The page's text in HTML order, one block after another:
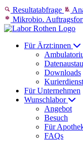
Skip to content
Resultatabfrage
Mikrobio.
Für Ärzt:innen
Downloads
Kurierdienst
Für Unternehmen
Wunschlabor
Angebot
Besuch
Für
FAQs